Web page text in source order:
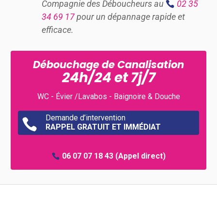
Compagnie des Déboucheurs au
02 35
34 69 17pour un dépannage rapide et
efficace.
Débouchage de Canalisation
24h/24 et 7j/7
WC - Évier /Lavabos - Baignoire & Douche

Demande d’intervention
RAPPEL GRATUIT ET IMMÉDIAT
06 07 07 18 43(Appel direct)